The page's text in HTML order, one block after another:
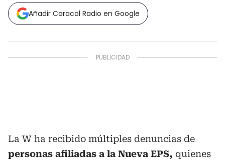
Añadir Caracol Radio en Google
La W ha recibido múltiples denuncias de
personas afiliadas a la Nueva EPS, quienes